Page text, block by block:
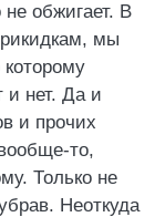
обжигает. В
мы
и нет. Да и
и прочих
то,
Только не
Неоткуда